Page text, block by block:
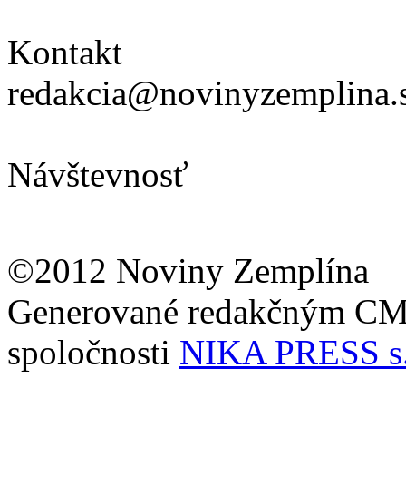
Kontakt
Návštevnosť
©2012 Noviny Zemplína
Generované redakčným
spoločnosti NIKA PRESS